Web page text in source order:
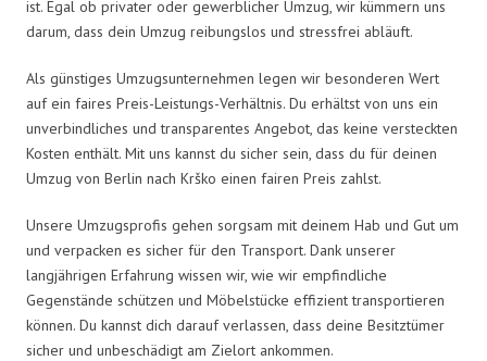
ist. Egal ob privater oder gewerblicher Umzug, wir kümmern uns
darum, dass dein Umzug reibungslos und stressfrei abläuft.
Als günstiges Umzugsunternehmen legen wir besonderen Wert
auf ein faires Preis-Leistungs-Verhältnis. Du erhältst von uns ein
unverbindliches und transparentes Angebot, das keine versteckten
Kosten enthält. Mit uns kannst du sicher sein, dass du für deinen
Umzug von Berlin nach Krško einen fairen Preis zahlst.
Unsere Umzugsprofis gehen sorgsam mit deinem Hab und Gut um
und verpacken es sicher für den Transport. Dank unserer
langjährigen Erfahrung wissen wir, wie wir empfindliche
Gegenstände schützen und Möbelstücke effizient transportieren
können. Du kannst dich darauf verlassen, dass deine Besitztümer
sicher und unbeschädigt am Zielort ankommen.